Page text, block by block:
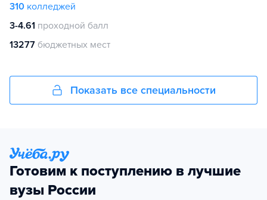
310 колледжей
3-4.61 проходной балл
13277 бюджетных мест
Показать все специальности
Готовим к поступлению в лучшие
вузы России